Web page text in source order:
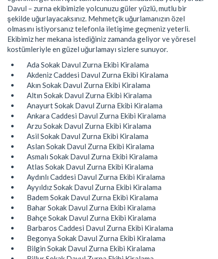
Davul – zurna ekibimizle yolcunuzu güler yüzlü, mutlu bir
şekilde uğurlayacaksınız. Mehmetçik uğurlamanızın özel
olmasını istiyorsanız telefonla iletişime geçmeniz yeterli.
Ekibimiz her mekana istediğiniz zamanda geliyor ve yöresel
kostümleriyle en güzel uğurlamayı sizlere sunuyor.
Ada Sokak Davul Zurna Ekibi Kiralama
Akdeniz Caddesi Davul Zurna Ekibi Kiralama
Akın Sokak Davul Zurna Ekibi Kiralama
Altın Sokak Davul Zurna Ekibi Kiralama
Anayurt Sokak Davul Zurna Ekibi Kiralama
Ankara Caddesi Davul Zurna Ekibi Kiralama
Arzu Sokak Davul Zurna Ekibi Kiralama
Asil Sokak Davul Zurna Ekibi Kiralama
Aslan Sokak Davul Zurna Ekibi Kiralama
Asmalı Sokak Davul Zurna Ekibi Kiralama
Atlas Sokak Davul Zurna Ekibi Kiralama
Aydınlı Caddesi Davul Zurna Ekibi Kiralama
Ayyıldız Sokak Davul Zurna Ekibi Kiralama
Badem Sokak Davul Zurna Ekibi Kiralama
Bahar Sokak Davul Zurna Ekibi Kiralama
Bahçe Sokak Davul Zurna Ekibi Kiralama
Barbaros Caddesi Davul Zurna Ekibi Kiralama
Begonya Sokak Davul Zurna Ekibi Kiralama
Bilgin Sokak Davul Zurna Ekibi Kiralama